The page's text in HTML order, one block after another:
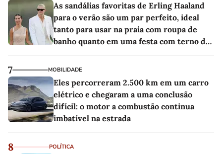
As sandálias favoritas de Erling Haaland
para o verão são um par perfeito, ideal
tanto para usar na praia com roupa de
banho quanto em uma festa com terno de
7 MOBILIDADE
Eles percorreram 2.500 km em um carro
elétrico e chegaram a uma conclusão
difícil: o motor a combustão continua
imbatível na estrada
8 POLÍTICA